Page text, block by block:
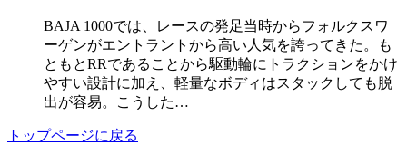
BAJA 1000では、レースの発足当時からフォルクスワ
ーゲンがエントラントから高い人気を誇ってきた。も
ともとRRであることから駆動輪にトラクションをかけ
やすい設計に加え、軽量なボディはスタックしても脱
出が容易。こうした…
トップページに戻る